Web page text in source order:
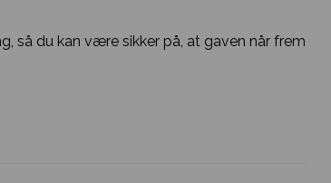
så du kan være sikker på, at gaven når frem